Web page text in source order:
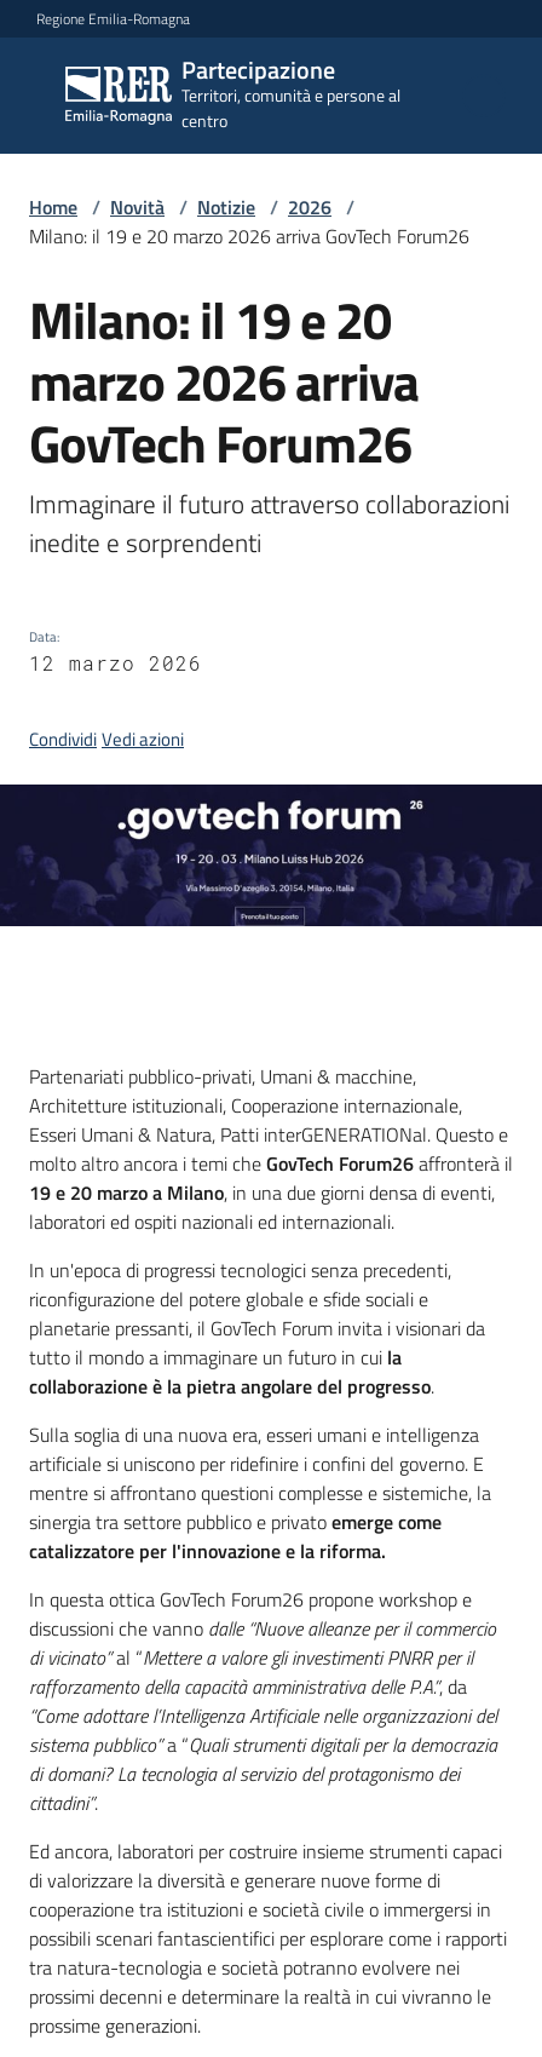
Vai al contenuto
Vai alla navigazione
Vai al footer
Regione Emilia-Romagna
Partecipazione
Territori, comunità e persone al
centro
Partecipazione
Territori, comunità e
persone al centro
Argomenti
Novità
Servizi
Atti
Bandi
Programmi
Progetti
Seguici
Home / Novità / Notizie / 2026 /
Milano: il 19 e 20 marzo 2026 arriva GovTech Forum26
Salta al contenuto
Milano: il 19 e 20
marzo 2026 arriva
GovTech Forum26
Immaginare il futuro attraverso collaborazioni
inedite e sorprendenti
Data:
12 marzo 2026
CondividiVedi azioni
Introduzione
Partenariati pubblico-privati, Umani & macchine,
Architetture istituzionali, Cooperazione internazionale,
Esseri Umani & Natura, Patti interGENERATIONal. Questo e
molto altro ancora i temi cheGovTech Forum26affronterà il
19 e 20 marzo a Milano, in una due giorni densa di eventi,
laboratori ed ospiti nazionali ed internazionali.
In un'epoca di progressi tecnologici senza precedenti,
riconfigurazione del potere globale e sfide sociali e
planetarie pressanti, il GovTech Forum invita i visionari da
tutto il mondo a immaginare un futuro in cui la
collaborazione è la pietra angolare del progresso.
Sulla soglia di una nuova era, esseri umani e intelligenza
artificiale si uniscono per ridefinire i confini del governo. E
mentre si affrontano questioni complesse e sistemiche, la
sinergia tra settore pubblico e privatoemerge come
catalizzatore per l'innovazione e la riforma.
In questa ottica GovTech Forum26 propone workshop e
discussioni che vanno dalle “Nuove alleanze per il commercio
di vicinato”al “Mettere a valore gli investimenti PNRR per il
rafforzamento della capacità amministrativa delle P.A.”, da
“Come adottare l’Intelligenza Artificiale nelle organizzazioni del
sistema pubblico”a “Quali strumenti digitali per la democrazia
di domani? La tecnologia al servizio del protagonismo dei
cittadini”.
Ed ancora, laboratori per costruire insieme strumenti capaci
di valorizzare la diversità e generare nuove forme di
cooperazione tra istituzioni e società civile o immergersi in
possibili scenari fantascientifici per esplorare come i rapporti
tra natura-tecnologia e società potranno evolvere nei
prossimi decenni e determinare la realtà in cui vivranno le
prossime generazioni.